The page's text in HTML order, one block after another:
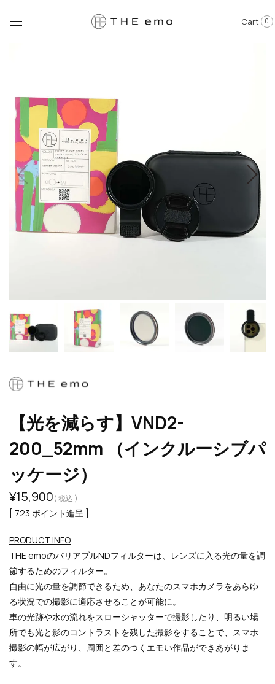
Cart 0
【光を減らす】VND2-
200_52mm （インクルーシブパ
ッケージ）
¥15,900 税込
723 ポイント進呈 ]
PRODUCT INFO
THE emoのバリアブルNDフィルターは、レンズに入る光の量を調
節するためのフィルター。
自由に光の量を調節できるため、あなたのスマホカメラをあらゆ
る状況での撮影に適応させることが可能に。
車の光跡や水の流れをスローシャッターで撮影したり、明るい場
所でも光と影のコントラストを残した撮影をすることで、スマホ
撮影の幅が広がり、周囲と差のつくエモい作品ができあがりま
す。